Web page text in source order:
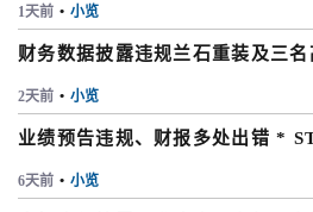
1天前 • 小览
财务数据披露违规兰石重装及三
2天前 • 小览
业绩预告违规、财报多处出错 *
6天前 • 小览